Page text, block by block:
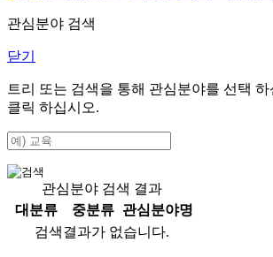
관심분야 검색
닫기
트리 또는 검색을 통해 관심분야를 선택 하
클릭 하십시오.
관심분야 검색 결과
대분류
중분류
관심분야명
검색결과가 없습니다.